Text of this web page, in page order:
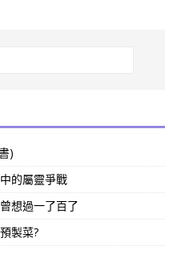
)
的屬靈爭戰
想過一了百了
製菜?